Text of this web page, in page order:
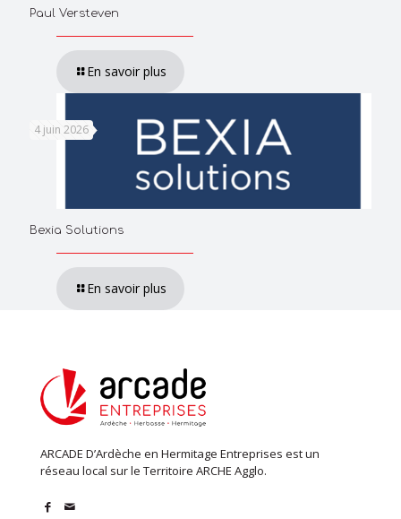
Paul Versteven
En savoir plus
4 juin 2026
Bexia Solutions
En savoir plus
ARCADE D’Ardèche en Hermitage Entreprises est un
réseau local sur le Territoire ARCHE Agglo.